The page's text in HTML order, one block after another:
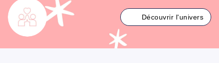
Découvrir l'univers